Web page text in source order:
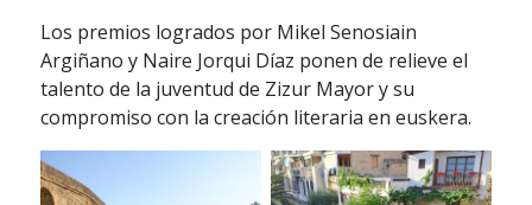
Los premios logrados por Mikel Senosiain
Argiñano y Naire Jorqui Díaz ponen de relieve el
talento de la juventud de Zizur Mayor y su
compromiso con la creación literaria en euskera.